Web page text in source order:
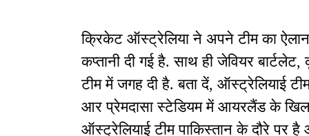
क्रिकेट ऑस्ट्रेलिया ने अपने टीम का ऐलान
कप्तानी दी गई है. साथ ही जेवियर
टीम में जगह दी है. बता दें, ऑस्ट्रेलियाई
आर प्रेमदासा स्टेडियम में आयरलैंड के
ऑस्ट्रेलियाई टीम पाकिस्तान के दौरे पर